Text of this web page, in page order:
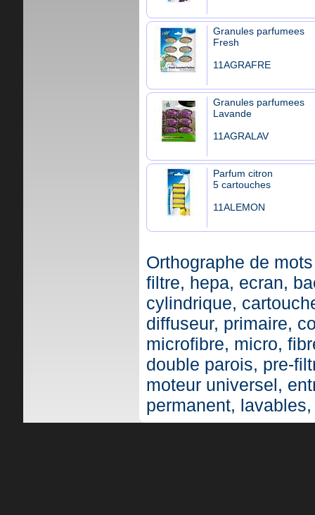
Granules parfumees
Fresh
11AGRAFRE
Granules parfumees
Lavande
11AGRALAV
Parfum citron
5 cartouches
11ALEMON
Orthographe de
filtre, hepa, ecran,
cylindrique,
diffuseur, primaire,
microfibre, micro,
double parois, pre-
moteur universel,
permanent,